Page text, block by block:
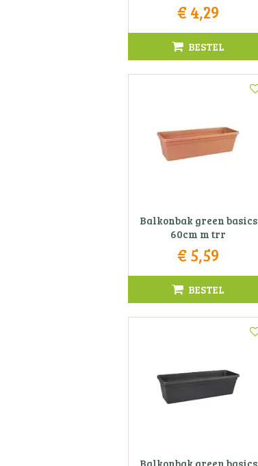
€ 4,29
BESTEL
Balkonbak green basics
60cm m trr
€ 5,59
BESTEL